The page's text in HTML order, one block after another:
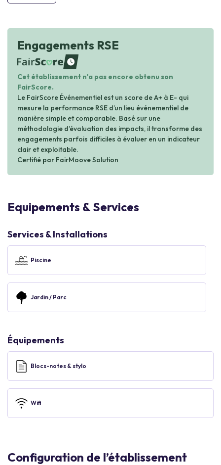
Engagements RSE
waiting
Cet établissement n'a pas encore obtenu son
FairScore.
Le FairScore Événementiel est un score de A+ à E- qui
mesure la performance RSE d’un lieu événementiel de
manière simple et comparable. Basé sur une
méthodologie d’évaluation des impacts, il transforme des
engagements parfois difficiles à évaluer en un indicateur
clair et exploitable.
Certifié par FairMoove Solution
Equipements & Services
Services & Installations
Piscine
Jardin / Parc
Équipements
Blocs-notes & stylo
Wifi
Configuration de l’établissement